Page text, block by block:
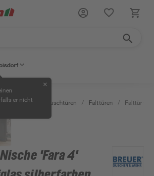
, falls er nicht
✕
/ Duschen Duschtüren / Falttüren / Falttür für
'Fara 4'